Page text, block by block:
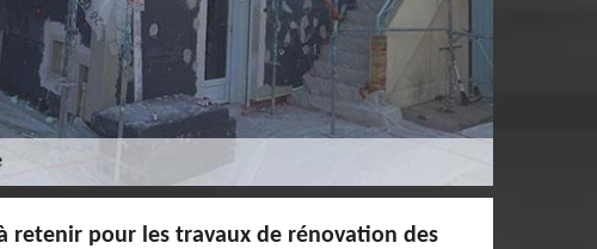
retenir pour les travaux de rénovation des